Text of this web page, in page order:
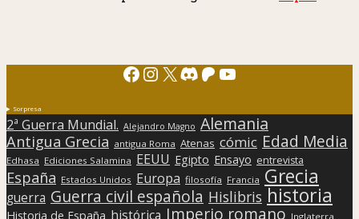
Facebook
Instagram
X Discord
Patreon
YouTube
Sorpresa
2ª Guerra Mundial. Alejandro Magno Alemania
Antigua Grecia antigua Roma Atenas cómic Edad Media
Edhasa Ediciones Salamina EEUU Egipto Ensayo entrevista
España Estados Unidos Europa filosofía Francia Grecia
guerra Guerra civil española Hislibris historia
Historia de España Imperio romano Inglaterra